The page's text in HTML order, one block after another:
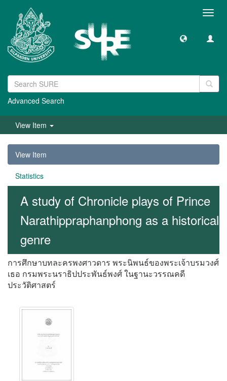
Advanced Search
View Item
View Item
Statistics
A study of Chronicle plays of Prince
Narathippraphanphong as a historical
genre
การศึกษาบทละครพงศาวดาร พระนิพนธ์ของพระเจ้าบรมวงศ์
เธอ กรมพระนราธิปประพันธ์พงศ์ ในฐานะวรรณคดี
ประวัติศาสตร์